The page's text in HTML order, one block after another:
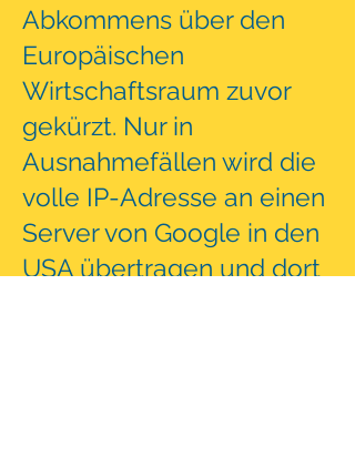
Abkommens über den
Europäischen
Wirtschaftsraum zuvor
gekürzt. Nur in
Ausnahmefällen wird die
volle IP-Adresse an einen
Server von Google in den
USA übertragen und dort